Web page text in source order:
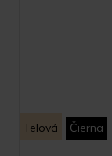
Telová Čierna